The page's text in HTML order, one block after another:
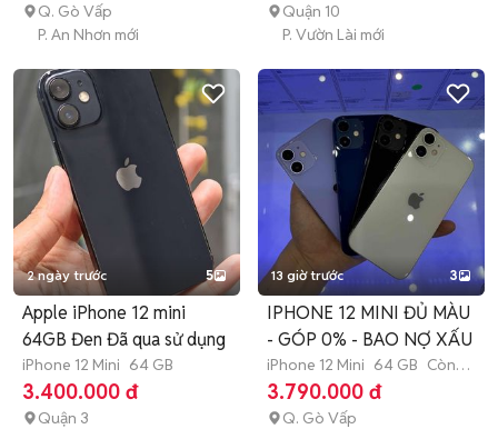
Q. Gò Vấp
P. An Nhơn mới
Quận 10
P. Vườn Lài mới
2 ngày trước 5
Apple iPhone 12 mini
64GB Đen Đã qua sử dụng
iPhone 12 Mini 64 GB
3.400.000 đ
Quận 3
13 giờ trước 3
IPHONE 12 MINI ĐỦ MÀU
- GÓP 0% - BAO NỢ XẤU
iPhone 12 Mini 64 GB Còn
bảo hành
3.790.000 đ
Q. Gò Vấp